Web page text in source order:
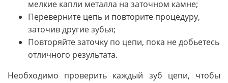
мелкие капли металла на заточном камне;
Переверните цепь и повторите процедуру,
заточив другие зубья;
Повторяйте заточку по цепи, пока не добьетесь
отличного результата.
Необходимо проверить каждый зуб цепи, чтобы